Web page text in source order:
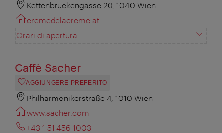
Kettenbrückengasse 20, 1040 Wien
cremedelacreme.at
Orari di apertura
Caffè Sacher
AGGIUNGERE PREFERITO
Philharmonikerstraße 4, 1010 Wien
www.sacher.com
+43 1 51 456 1003